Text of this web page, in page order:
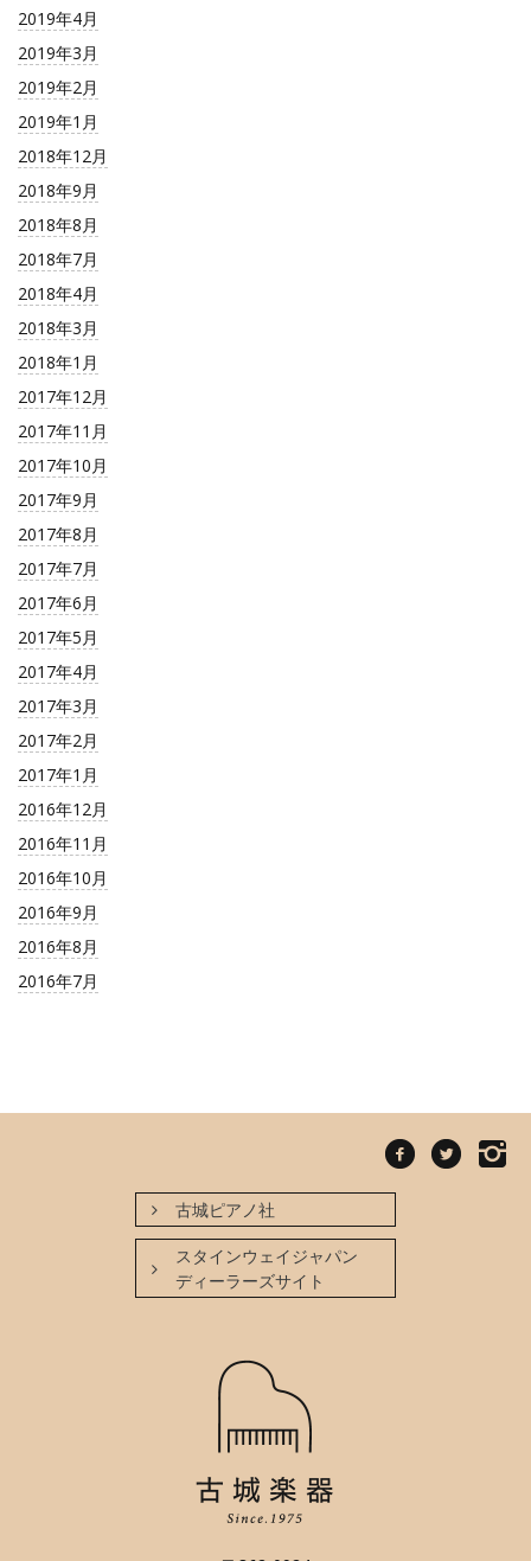
2019年4月
2019年3月
2019年2月
2019年1月
2018年12月
2018年9月
2018年8月
2018年7月
2018年4月
2018年3月
2018年1月
2017年12月
2017年11月
2017年10月
2017年9月
2017年8月
2017年7月
2017年6月
2017年5月
2017年4月
2017年3月
2017年2月
2017年1月
2016年12月
2016年11月
2016年10月
2016年9月
2016年8月
2016年7月
古城ピアノ社
スタインウェイジャパン
ディーラーズサイト